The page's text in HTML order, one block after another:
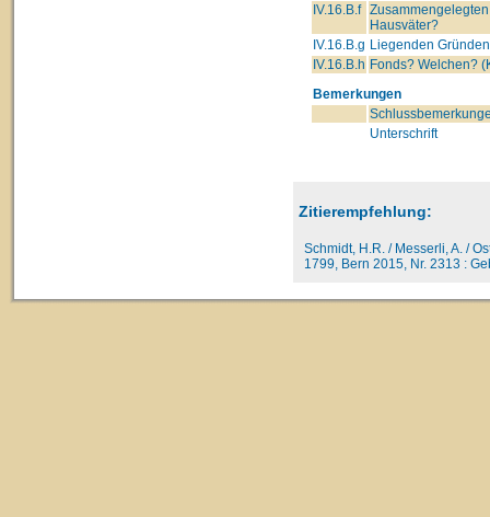
IV.16.B.f
Hausväter?
IV.16.B.g Liegenden
IV.16.B.h Fonds? Welchen?
Bemerkungen
Unterschrift
Zitierempfehlung:
Schmidt, H.R. / Messerli, A. /
1799, Bern 2015, Nr. 2313 :